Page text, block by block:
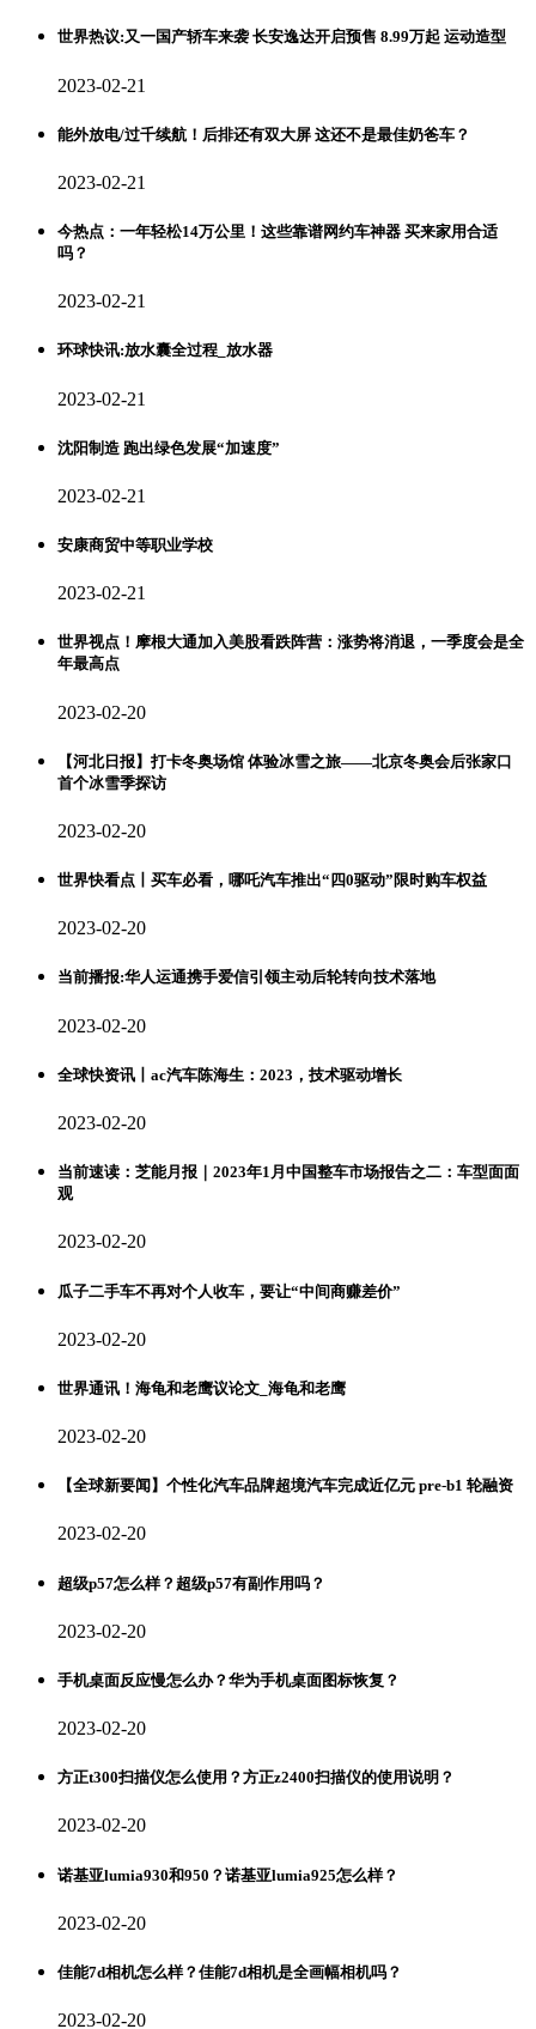
世界热议:又一国产轿车来袭 长安逸达开启预售 8.99万起 运动造型
2023-02-21
能外放电/过千续航！后排还有双大屏 这还不是最佳奶爸车？
2023-02-21
今热点：一年轻松14万公里！这些靠谱网约车神器 买来家用合适
吗？
2023-02-21
环球快讯:放水囊全过程_放水器
2023-02-21
沈阳制造 跑出绿色发展“加速度”
2023-02-21
安康商贸中等职业学校
2023-02-21
世界视点！摩根大通加入美股看跌阵营：涨势将消退，一季度会是全
年最高点
2023-02-20
【河北日报】打卡冬奥场馆 体验冰雪之旅——北京冬奥会后张家口
首个冰雪季探访
2023-02-20
世界快看点丨买车必看，哪吒汽车推出“四0驱动”限时购车权益
2023-02-20
当前播报:华人运通携手爱信引领主动后轮转向技术落地
2023-02-20
全球快资讯丨ac汽车陈海生：2023，技术驱动增长
2023-02-20
当前速读：芝能月报｜2023年1月中国整车市场报告之二：车型面面
观
2023-02-20
瓜子二手车不再对个人收车，要让“中间商赚差价”
2023-02-20
世界通讯！海龟和老鹰议论文_海龟和老鹰
2023-02-20
【全球新要闻】个性化汽车品牌超境汽车完成近亿元 pre-b1 轮融资
2023-02-20
超级p57怎么样？超级p57有副作用吗？
2023-02-20
手机桌面反应慢怎么办？华为手机桌面图标恢复？
2023-02-20
方正t300扫描仪怎么使用？方正z2400扫描仪的使用说明？
2023-02-20
诺基亚lumia930和950？诺基亚lumia925怎么样？
2023-02-20
佳能7d相机怎么样？佳能7d相机是全画幅相机吗？
2023-02-20